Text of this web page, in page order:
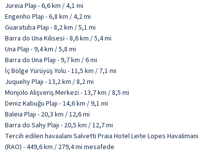
Jureia Plajı - 6,6 km / 4,1 mi
Engenho Plajı - 6,8 km / 4,2 mi
Guaratuba Plajı - 8,2 km / 5,1 mi
Barra do Una Kilisesi - 8,6 km / 5,4 mi
Una Plajı - 9,4 km / 5,8 mi
Barra do Una Plajı - 9,7 km / 6 mi
İç Bölge Yürüyüş Yolu - 11,5 km / 7,1 mi
Juquehy Plajı - 13,2 km / 8,2 mi
Monjolo Alışveriş Merkezi - 13,7 km / 8,5 mi
Deniz Kabuğu Plajı - 14,6 km / 9,1 mi
Baleia Plajı - 20,3 km / 12,6 mi
Barra do Sahy Plajı - 20,5 km / 12,7 mi
Tercih edilen havaalanı Salvetti Praia Hotel Leite Lopes Havalimanı
(RAO) - 449,6 km / 279,4 mi mesafede